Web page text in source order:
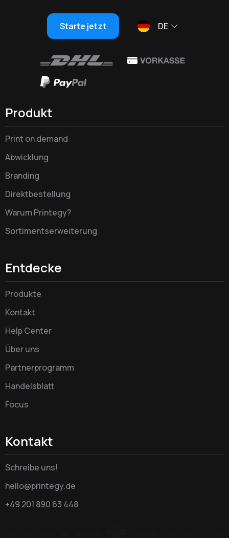
Starte jetzt DE
Produkt
Print on demand
Abwicklung
Branding
Direktbestellung
Warum Printegy?
Sortimentserweiterung
Entdecke
Produkte
Kontakt
Help Center
Über uns
Partnerprogramm
Handelsblatt
Focus
Kontakt
Schreibe uns!
hello@printegy.de
+49 201 890 63 448